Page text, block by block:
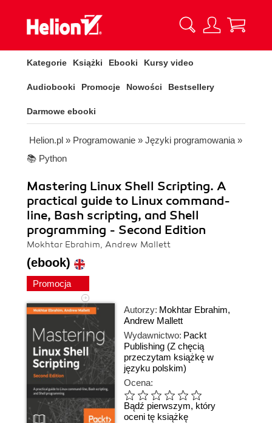
Kategorie Książki Ebooki Kursy video
Audiobooki Promocje Nowości Bestsellery
Darmowe ebooki
Helion.pl » Programowanie » Języki programowania »
📚 Python
Mastering Linux Shell Scripting. A
practical guide to Linux command-
line, Bash scripting, and Shell
programming - Second Edition
Mokhtar Ebrahim, Andrew Mallett
(ebook)
Promocja
Autorzy: Mokhtar Ebrahim,
Andrew Mallett
Wydawnictwo: Packt
Publishing (Z chęcią
przeczytam książkę w
języku polskim)
Ocena:
Bądź pierwszym, który
oceni tę książkę